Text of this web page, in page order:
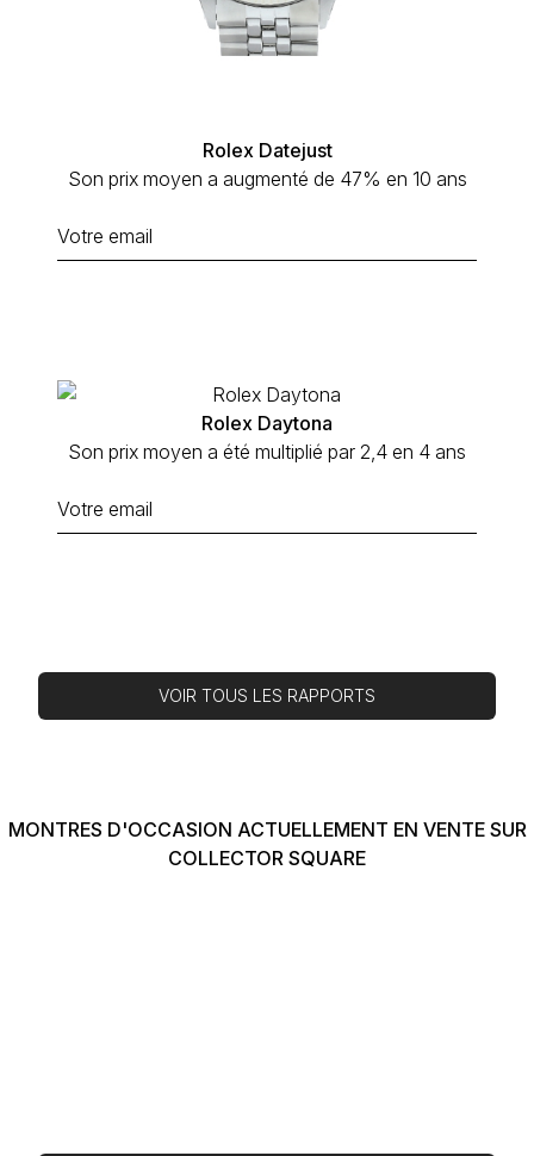
Rolex Datejust
Son prix moyen a augmenté de 47% en 10 ans
Rolex Daytona
Son prix moyen a été multiplié par 2,4 en 4 ans
VOIR TOUS LES RAPPORTS
MONTRES D'OCCASION ACTUELLEMENT EN VENTE SUR
COLLECTOR SQUARE